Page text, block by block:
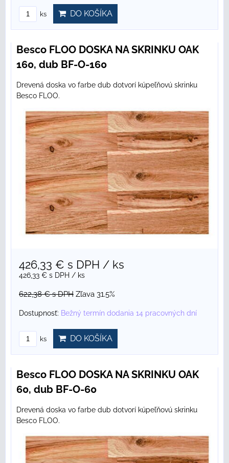
ks DO KOŠÍKA
Besco FLOO DOSKA NA SKRINKU OAK
160, dub BF-O-160
Drevená doska vo farbe dub dotvorí kúpeľňovú skrinku
Besco FLOO.
426,33 € s DPH / ks
426,33 € s DPH / ks
622,38 €s DPH Zľava 31.5%
Dostupnosť: Bežný termín dodania 14 pracovných dní
ks DO KOŠÍKA
Besco FLOO DOSKA NA SKRINKU OAK
60, dub BF-O-60
Drevená doska vo farbe dub dotvorí kúpeľňovú skrinku
Besco FLOO.